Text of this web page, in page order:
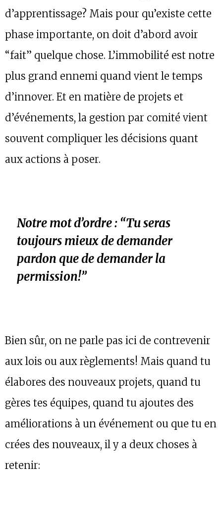
d’apprentissage? Mais pour qu’existe cette
phase importante, on doit d’abord avoir
“fait” quelque chose. L’immobilité est notre
plus grand ennemi quand vient le temps
d’innover. Et en matière de projets et
d’événements, la gestion par comité vient
souvent compliquer les décisions quant
aux actions à poser.
Notre mot d’ordre : “Tu seras
toujours mieux de demander
pardon que de demander la
permission!”
Bien sûr, on ne parle pas ici de contrevenir
aux lois ou aux règlements! Mais quand tu
élabores des nouveaux projets, quand tu
gères tes équipes, quand tu ajoutes des
améliorations à un événement ou que tu en
crées des nouveaux, il y a deux choses à
retenir: